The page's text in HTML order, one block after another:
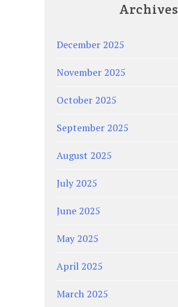
Archives
December 2025
November 2025
October 2025
September 2025
August 2025
July 2025
June 2025
May 2025
April 2025
March 2025